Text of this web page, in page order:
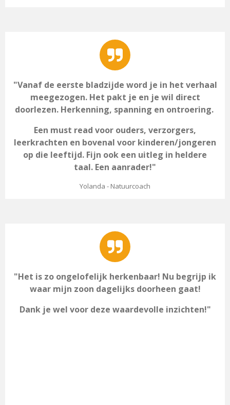
"Vanaf de eerste bladzijde word je in het verhaal
meegezogen. Het pakt je en je wil direct
doorlezen. Herkenning, spanning en ontroering.
Een must read voor ouders, verzorgers,
leerkrachten en bovenal voor kinderen/jongeren
op die leeftijd. Fijn ook een uitleg in heldere
taal. Een aanrader!"
Yolanda - Natuurcoach
"Het is zo ongelofelijk herkenbaar! Nu begrijp ik
waar mijn zoon dagelijks doorheen gaat!
Dank je wel voor deze waardevolle inzichten!"